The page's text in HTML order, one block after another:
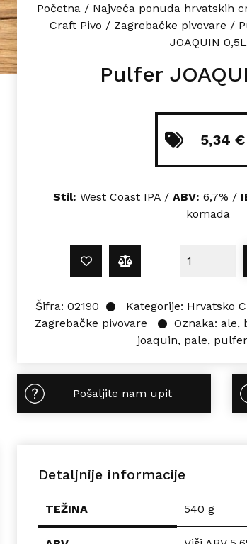
Početna/ Najveća ponuda hrvatskih
Craft Pivo / Zagrebačke pivovare /
JOAQUIN 0,5L
Pulfer
5,34 €
Stil: West Coast IPA / ABV: 6,7% /
komada
Pulfer
Šifra: 02190 Kategorije: Hrvatsko
Zagrebačke pivovare
Oznaka: ale,
joaquin, pale, pulfer
Pošaljite nam upit
Detaljnije informacije
TEŽINA 540 g